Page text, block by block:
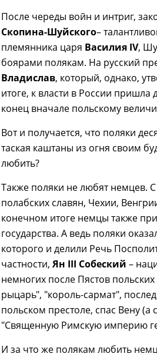
После череды войн и интриг,
Скопина-Шуйского–
племянника царя Василия IV,
боярами полякам. На русский
Владислав, который, однако,
итоге, к власти в России
конец вначале польскому
Вот и получается, что поляки
таская каштаны из огня своим
любить?
Также поляки не любят немцев.
полабских славян, Чехии,
конечном итоге немцы также
государства. А ведь поляки
которого и делили Речь
частности, Ян III Собеский –
немногих после Пястов
рыцарь", "король-сармат",
польском престоле, спас Вену
"Священную Римскую империю
И за что же полякам любить